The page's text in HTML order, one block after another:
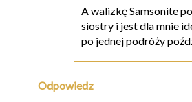
A walizkę Samsonite
siostry i jest dla mnie
po jednej podróży
Odpowiedz